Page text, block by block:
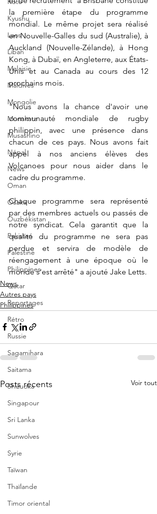
Kyushu
Laos
Liban
Malaisie
Maldives
Mongolie
Munakata
Musashino
Népal
News
Oman
Osaka
Ouzbékistan
Pakistan
Palestine
Philippines
Qatar
Reportages
Rétro
Russie
Sagamihara
Saitama
Shizuoka
Singapour
Sri Lanka
Sunwolves
Syrie
Taïwan
Thaïlande
Timor oriental
la première étape du programme
mondial. Le même projet sera réalisé
en Nouvelle-Galles du sud (Australie), à
Auckland (Nouvelle-Zélande), à Hong
Kong, à Dubaï, en Angleterre, aux États-
Unis et au Canada au cours des 12
prochains mois.
"Nous avons la chance d'avoir une
communauté mondiale de rugby
philippin, avec une présence dans
chacun de ces pays. Nous avons fait
appel à nos anciens élèves des
Volcanoes pour nous aider dans le
cadre du programme.
Chaque programme sera représenté
par des membres actuels ou passés de
notre syndicat. Cela garantit que la
qualité du programme ne sera pas
perdue et servira de modèle de
réengagement à une époque où le
monde s'est arrêté" a ajouté Jake Letts.
News
Autres pays
Philippines
Posts récents Voir tout